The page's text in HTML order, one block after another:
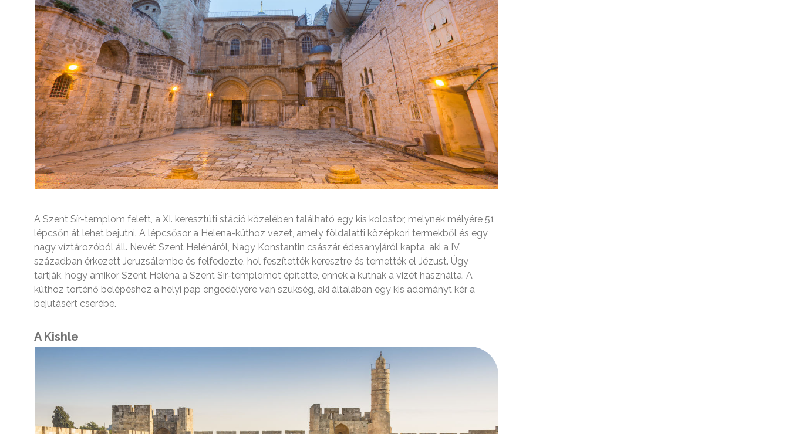
A Szent Sír-templom felett, a XI. keresztúti stáció közelében található egy kis kolostor, melynek mélyére 51
lépcsőn át lehet bejutni. A lépcsősor a Helena-kúthoz vezet, amely földalatti középkori termekből és egy
nagy víztározóból áll. Nevét Szent Helénáról, Nagy Konstantin császár édesanyjáról kapta, aki a IV.
században érkezett Jeruzsálembe és felfedezte, hol feszítették keresztre és temették el Jézust. Úgy
tartják, hogy amikor Szent Heléna a Szent Sír-templomot építette, ennek a kútnak a vizét használta. A
kúthoz történő belépéshez a helyi pap engedélyére van szükség, aki általában egy kis adományt kér a
bejutásért cserébe.
A Kishle